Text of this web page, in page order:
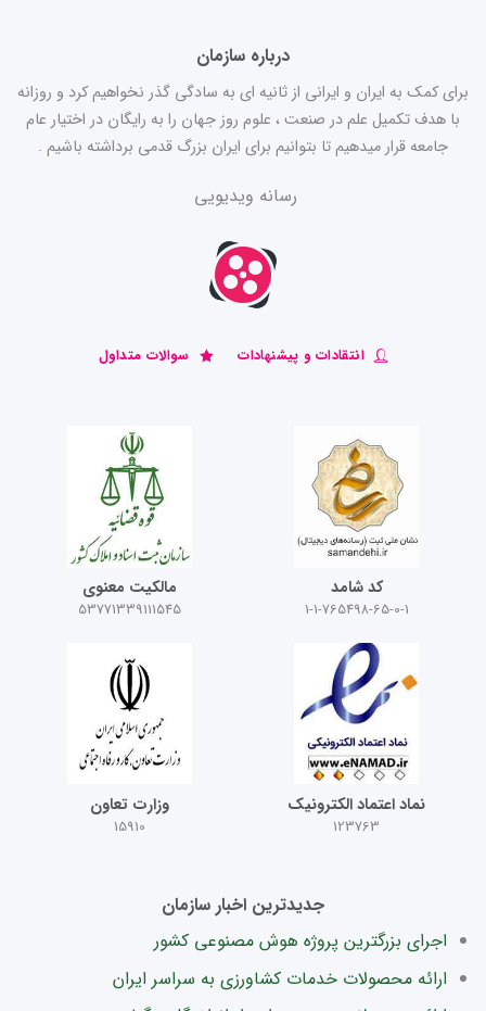
درباره سازمان
برای کمک به ایران و ایرانی از ثانیه ای به سادگی گذر نخواهیم کرد و روزانه
با هدف تکمیل علم در صنعت ، علوم روز جهان را به رایگان در اختیار عام
جامعه قرار میدهیم تا بتوانیم برای ایران بزرگ قدمی برداشته باشیم .
رسانه ویدیویی
انتقادات و پیشنهادات سوالات متداول
کد شامد
1-1-765498-65-0-1
مالکیت معنوی
53771339111545
نماد اعتماد الکترونیک
123763
وزارت تعاون
15910
جدیدترین اخبار سازمان
اجرای بزرگترین پروژه هوش مصنوعی کشور
ارائه محصولات خدمات کشاورزی به سراسر ایران